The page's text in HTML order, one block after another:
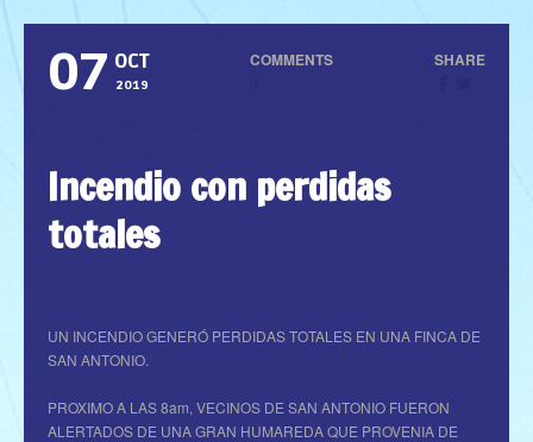
07 OCT
2019
COMMENTS SHARE
Incendio con perdidas
totales
UN INCENDIO GENERÓ PERDIDAS TOTALES EN UNA FINCA DE
SAN ANTONIO.
PROXIMO A LAS 8am, VECINOS DE SAN ANTONIO FUERON
ALERTADOS DE UNA GRAN HUMAREDA QUE PROVENIA DE